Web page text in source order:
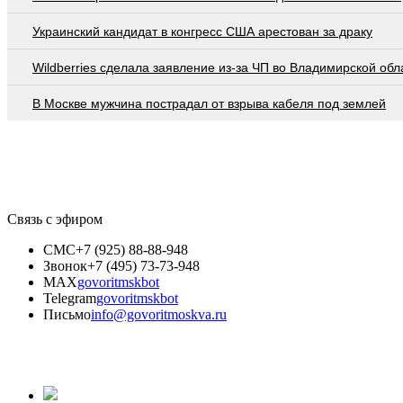
Украинский кандидат в конгресс США арестован за драку
Wildberries cделала заявление из-за ЧП во Владимирской
В Москве мужчина пострадал от взрыва кабеля под землей
Связь с эфиром
СМС+7 (925) 88-88-948
Звонок+7 (495) 73-73-948
MAXgovoritmskbot
Telegramgovoritmskbot
Письмоinfo@govoritmoskva.ru